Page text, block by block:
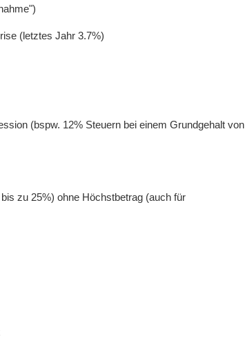
(letztes Jahr 3.7%)
(bspw. 12% Steuern bei einem Grundgehalt von
zu 25%) ohne Höchstbetrag (auch für